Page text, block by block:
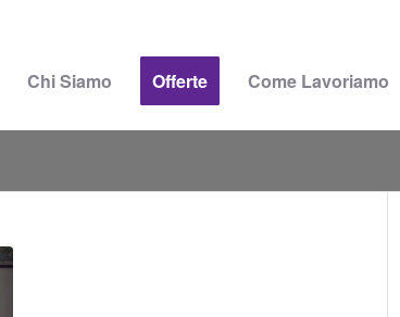
Chi Siamo Offerte Come Lavoriamo